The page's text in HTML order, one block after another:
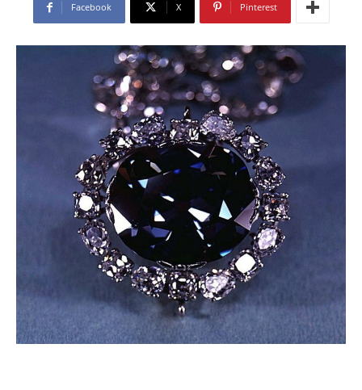
Facebook X Pinterest